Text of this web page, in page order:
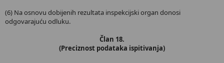
(6) Na osnovu dobijenih rezultata inspekcijski organ donosi
odgovarajuću odluku.
Član 18.
(Preciznost podataka ispitivanja)